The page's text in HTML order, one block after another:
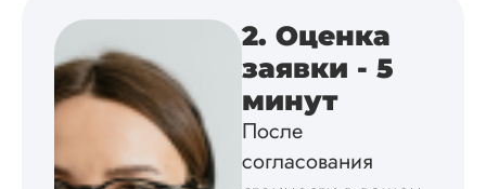
исследования
выполнена в...
2. Оценка
заявки - 5
минут
После
согласования